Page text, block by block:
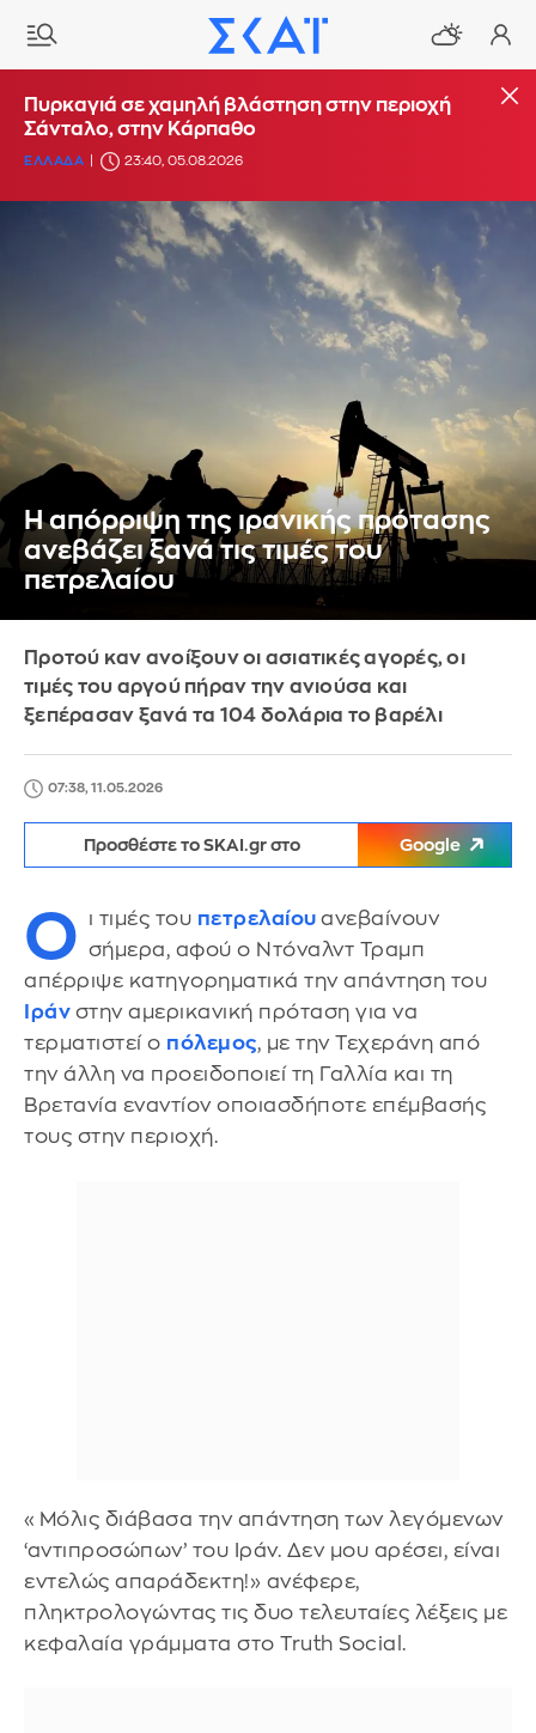
Πυρκαγιά σε χαμηλή βλάστηση στην περιοχή
Σάνταλο, στην Κάρπαθο
ΕΛΛΑΔΑ 23:40, 05.08.2026
Η απόρριψη της ιρανικής πρότασης
ανεβάζει ξανά τις τιμές του
πετρελαίου
Προτού καν ανοίξουν οι ασιατικές αγορές, οι
τιμές του αργού πήραν την ανιούσα και
ξεπέρασαν ξανά τα 104 δολάρια το βαρέλι
07:38, 11.05.2026
Προσθέστε το SKAI.gr στο Google
Ο ι τιμές του πετρελαίου ανεβαίνουν
σήμερα, αφού ο Ντόναλντ Τραμπ
απέρριψε κατηγορηματικά την απάντηση του
Ιράν στην αμερικανική πρόταση για να
τερματιστεί ο πόλεμος, με την Τεχεράνη από
την άλλη να προειδοποιεί τη Γαλλία και τη
Βρετανία εναντίον οποιασδήποτε επέμβασής
τους στην περιοχή.
«Μόλις διάβασα την απάντηση των λεγόμενων
‘αντιπροσώπων’ του Ιράν. Δεν μου αρέσει, είναι
εντελώς απαράδεκτη!» ανέφερε,
πληκτρολογώντας τις δυο τελευταίες λέξεις με
κεφαλαία γράμματα στο Truth Social.